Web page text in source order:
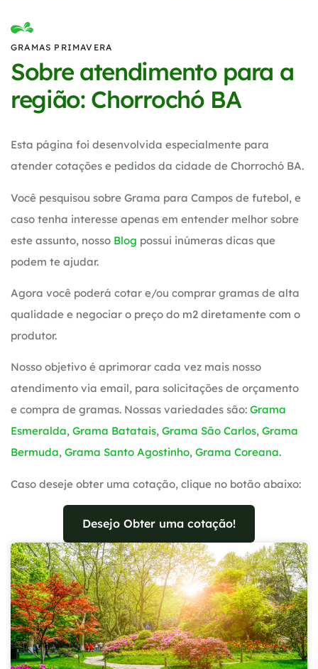
GRAMAS PRIMAVERA
Sobre atendimento para a
região: Chorrochó BA
Esta página foi desenvolvida especialmente para
atender cotações e pedidos da cidade de Chorrochó BA.
Você pesquisou sobre Grama para Campos de futebol, e
caso tenha interesse apenas em entender melhor sobre
este assunto, nosso Blog possui inúmeras dicas que
podem te ajudar.
Agora você poderá cotar e/ou comprar gramas de alta
qualidade e negociar o preço do m2 diretamente com o
produtor.
Nosso objetivo é aprimorar cada vez mais nosso
atendimento via email, para solicitações de orçamento
e compra de gramas. Nossas variedades são: Grama
Esmeralda, Grama Batatais, Grama São Carlos, Grama
Bermuda, Grama Santo Agostinho, Grama Coreana.
Caso deseje obter uma cotação, clique no botão abaixo:
Desejo Obter uma cotação!